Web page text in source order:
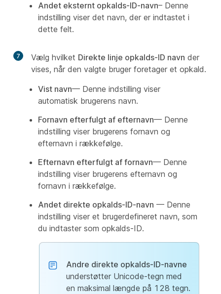
Andet eksternt opkalds-ID-navn– Denne
indstilling viser det navn, der er indtastet i
dette felt.
7 Vælg hvilket Direkte linje opkalds-ID navn der
vises, når den valgte bruger foretager et opkald.
Vist navn— Denne indstilling viser
automatisk brugerens navn.
Fornavn efterfulgt af efternavn— Denne
indstilling viser brugerens fornavn og
efternavn i rækkefølge.
Efternavn efterfulgt af fornavn— Denne
indstilling viser brugerens efternavn og
fornavn i rækkefølge.
Andet direkte opkalds-ID-navn — Denne
indstilling viser et brugerdefineret navn, som
du indtaster som opkalds-ID.
Andre direkte opkalds-ID-navne
understøtter Unicode-tegn med
en maksimal længde på 128 tegn.